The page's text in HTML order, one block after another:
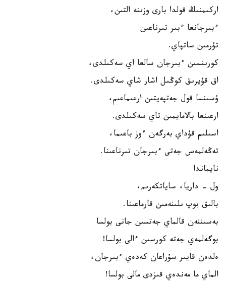
اركىمنىڭ قولدا بارى وزىنە التىن،
ءبىرجانعا ءبىر تىرناعىن
تۇرمىن ساتپاي.
كورىنسىن ءبىرجان سالعا اي سەكىلدى،
اق قۇيرىق كوڭىل اشار شاي سەكىلدى.
ۇسىنسا قول جەتپەيتىن ارعىماعىم،
ارعىنعا بالامايمىن تاي سەكىلدى.
اسىلىم قۇداي بەرگەن ءوز باعىما،
تەڭەلمەس جەتى ءبىرجان تىرناعىنا.
نايماندا
ول - داريا، ساياتكەرىم،
بالىق بوپ ىلىنەمىن قارماعىنا.
بەسىننەن قالماي جەتسىن جانى بولسا
بوگەلمەي جەتە كورسىن ءالى بولسا!
ەلدەن قايىر سۇراعان كەدەي ءبىرجان،
الماي ما مەندەي قىزدى مالى بولسا!